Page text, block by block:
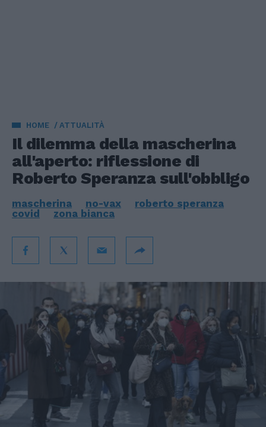
HOME ATTUALITÀ
Il dilemma della mascherina
all'aperto: riflessione di
Roberto Speranza sull'obbligo
mascherina no-vax
roberto speranza
covid
zona bianca